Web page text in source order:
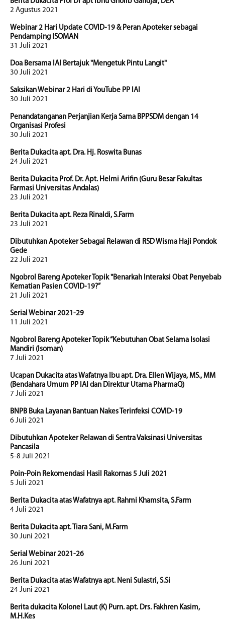
2 Agustus 2021
Webinar 2 Hari Update COVID-19 & Peran Apoteker sebagai
Pendamping ISOMAN
31 Juli 2021
Doa Bersama IAI Bertajuk "Mengetuk Pintu Langit"
30 Juli 2021
Saksikan Webinar 2 Hari di YouTube PP IAI
30 Juli 2021
Penandatanganan Perjanjian Kerja Sama BPPSDM dengan 14
Organisasi Profesi
30 Juli 2021
Berita Dukacita apt. Dra. Hj. Roswita Bunas
24 Juli 2021
Berita Dukacita Prof. Dr. Apt. Helmi Arifin (Guru Besar Fakultas
Farmasi Universitas Andalas)
23 Juli 2021
Berita Dukacita apt. Reza Rinaldi, S.Farm
23 Juli 2021
Dibutuhkan Apoteker Sebagai Relawan di RSD Wisma Haji Pondok
Gede
22 Juli 2021
Ngobrol Bareng Apoteker Topik "Benarkah Interaksi Obat Penyebab
Kematian Pasien COVID-19?”
21 Juli 2021
Serial Webinar 2021-29
11 Juli 2021
Ngobrol Bareng Apoteker Topik “Kebutuhan Obat Selama Isolasi
Mandiri (Isoman)
7 Juli 2021
Ucapan Dukacita atas Wafatnya Ibu apt. Dra. Ellen Wijaya, MS., MM
(Bendahara Umum PP IAI dan Direktur Utama PharmaQ)
7 Juli 2021
BNPB Buka Layanan Bantuan Nakes Terinfeksi COVID-19
6 Juli 2021
Dibutuhkan Apoteker Relawan di Sentra Vaksinasi Universitas
Pancasila
5-8 Juli 2021
Poin-Poin Rekomendasi Hasil Rakornas 5 Juli 2021
5 Juli 2021
Berita Dukacita atas Wafatnya apt. Rahmi Khamsita, S.Farm
4 Juli 2021
Berita Dukacita apt. Tiara Sani, M.Farm
30 Juni 2021
Serial Webinar 2021-26
26 Juni 2021
Berita Dukacita atas Wafatnya apt. Neni Sulastri, S.Si
24 Juni 2021
Berita dukacita Kolonel Laut (K) Purn. apt. Drs. Fakhren Kasim,
M.H.Kes